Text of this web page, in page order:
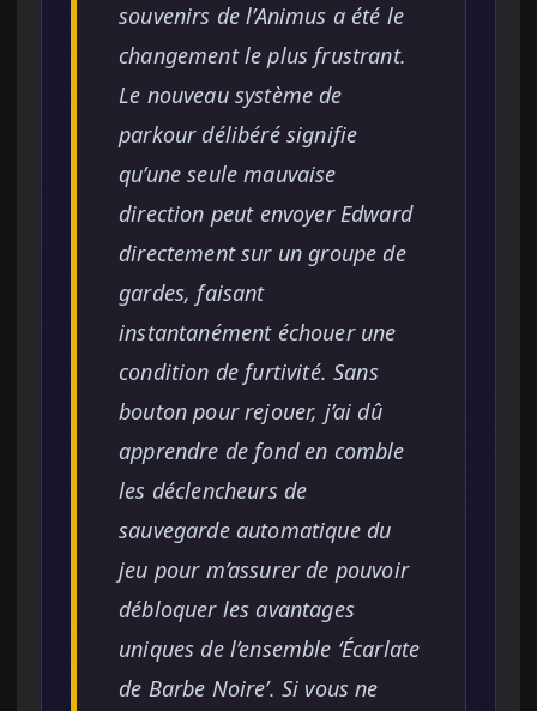
souvenirs de l’Animus a été le
changement le plus frustrant.
Le nouveau système de
parkour délibéré signifie
qu’une seule mauvaise
direction peut envoyer Edward
directement sur un groupe de
gardes, faisant
instantanément échouer une
condition de furtivité. Sans
bouton pour rejouer, j’ai dû
apprendre de fond en comble
les déclencheurs de
sauvegarde automatique du
jeu pour m’assurer de pouvoir
débloquer les avantages
uniques de l’ensemble ‘Écarlate
de Barbe Noire’. Si vous ne